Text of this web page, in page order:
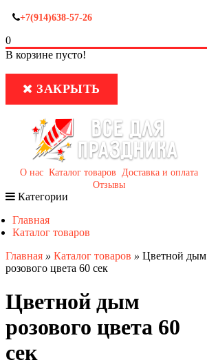
+7(914)638-57-26
0
В корзине пусто!
ЗАКРЫТЬ
О нас Каталог товаров Доставка и оплата
Отзывы
Категории
Главная
Каталог товаров
Главная » Каталог товаров » Цветной дым
розового цвета 60 сек
Цветной дым
розового цвета 60
сек